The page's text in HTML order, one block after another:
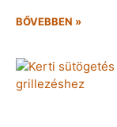
BŐVEBBEN »